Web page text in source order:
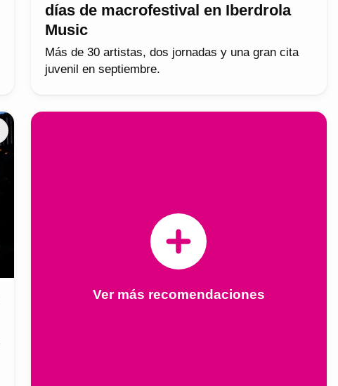
días de macrofestival en Iberdrola
Music
Más de 30 artistas, dos jornadas y una gran cita
juvenil en septiembre.
Ver más recomendaciones